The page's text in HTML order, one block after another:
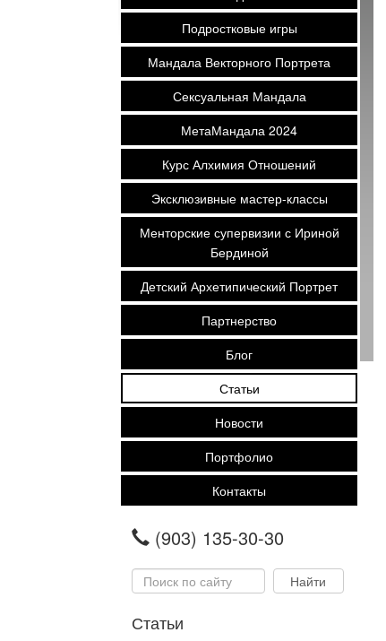
Подростковые игры
Мандала Векторного Портрета
Сексуальная Мандала
МетаМандала 2024
Курс Алхимия Отношений
Эксклюзивные мастер-классы
Менторские супервизии с Ириной
Бердиной
Детский Архетипический Портрет
Партнерство
Блог
Статьи
Новости
Портфолио
Контакты
(903) 135-30-30
Статьи